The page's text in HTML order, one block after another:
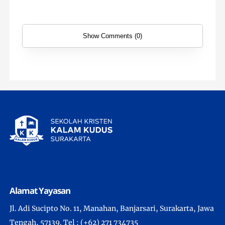
Show Comments (0)
Alamat Yayasan
Jl. Adi Sucipto No. 11, Manahan, Banjarsari, Surakarta, Jawa
Tengah, 57139. Tel : (+62) 271 734735